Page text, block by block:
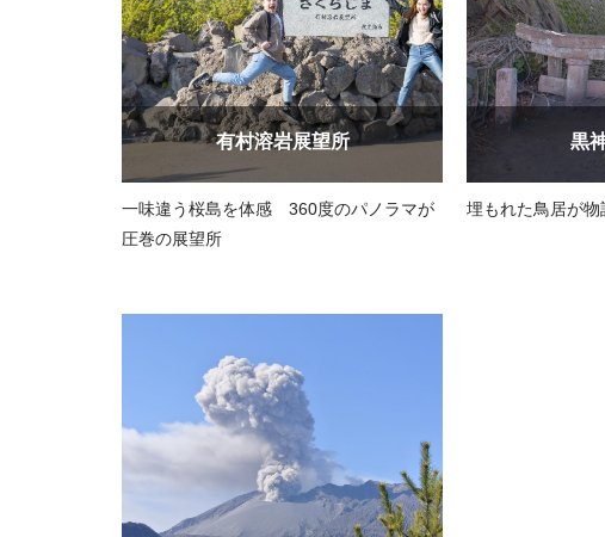
有村溶岩展望所
一味違う桜島を体感 360度のパノラマが
圧巻の展望所
黒
埋もれた鳥居が物